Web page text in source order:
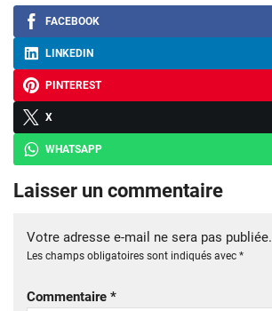
FACEBOOK
LINKEDIN
PINTEREST
X
WHATSAPP
Laisser un commentaire
Votre adresse e-mail ne sera pas publiée.
Les champs obligatoires sont indiqués avec *
Commentaire *